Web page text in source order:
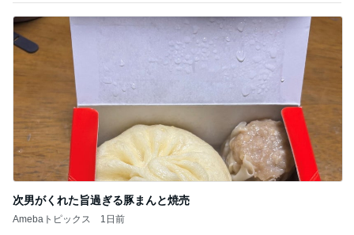
次男がくれた旨過ぎる豚まんと焼売
Amebaトピックス 1日前